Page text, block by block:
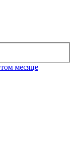
месяце